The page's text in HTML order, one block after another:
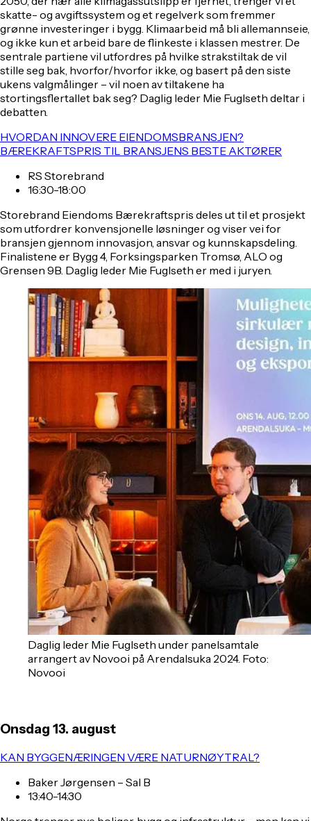
skatte- og avgiftssystem og et regelverk som fremmer
grønne investeringer i bygg. Klimaarbeid må bli allemannseie,
og ikke kun et arbeid bare de flinkeste i klassen mestrer. De
sentrale partiene vil utfordres på hvilke strakstiltak de vil
stille seg bak, hvorfor/hvorfor ikke, og basert på den siste
ukens valgmålinger – vil noen av tiltakene ha
stortingsflertallet bak seg? Daglig leder Mie Fuglseth deltar i
debatten.
HVORDAN INNOVERE EIENDOMSBRANSJEN?
BÆREKRAFTSPRIS TIL BRANSJENS BESTE AKTØRER
RS Storebrand
16:30-18:00
Storebrand Eiendoms Bærekraftspris deles ut til et prosjekt
som utfordrer konvensjonelle løsninger og viser vei for
bransjen gjennom innovasjon, ansvar og kunnskapsdeling.
Finalistene er Bygg 4, Forksingsparken Tromsø, ALO og
Grensen 9B. Daglig leder Mie Fuglseth er med i juryen.
Daglig leder Mie Fuglseth under panelsamtale
arrangert av Novooi på Arendalsuka 2024. Foto:
Novooi
Onsdag 13. august
KAN BYGGENÆRINGEN VÆRE NATURNØYTRAL?
Baker Jørgensen – Sal B
13:40-14:30